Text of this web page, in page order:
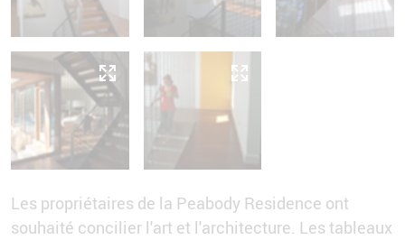
Les propriétaires de la Peabody Residence ont
souhaité concilier l'art et l'architecture. Les tableaux